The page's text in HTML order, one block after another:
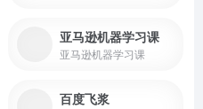
亚马逊机器学习课
亚马逊机器学习课
百度飞浆